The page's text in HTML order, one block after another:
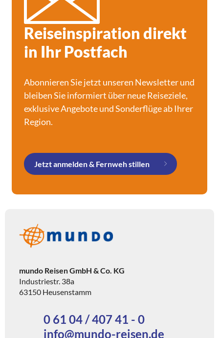
Reiseinspiration direkt
in Ihr Postfach
Abonnieren Sie jetzt unseren Newsletter und
bleiben Sie informiert über neue Reiseziele,
exklusive Angebote und Sonderflüge ab Ihrer
Region.
Jetzt anmelden & Fernweh stillen
mundo Reisen GmbH & Co. KG
Industriestr. 38a
63150 Heusenstamm
0 61 04 / 407 41 - 0
info@mundo-reisen.de